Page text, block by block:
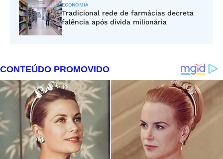
ECONOMIA
Tradicional rede de farmácias decreta
falência após dívida milionária